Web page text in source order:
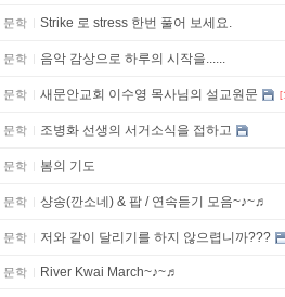
문학 Strike 로 stress 한번 풀어 보세요.
문학 음악 감상으로 하루의 시작을......
문학 새문안교회 이수영 목사님의 설교원문
문학 조병화 선생의 서거소식을 접하고
문학 봄의 기도
문학 샹송(깐소네) & 팝 / 연속듣기 모음~♪~♬
문학 저와 같이 달리기를 하지 않으렵니까???
문학 River Kwai March~♪~♬